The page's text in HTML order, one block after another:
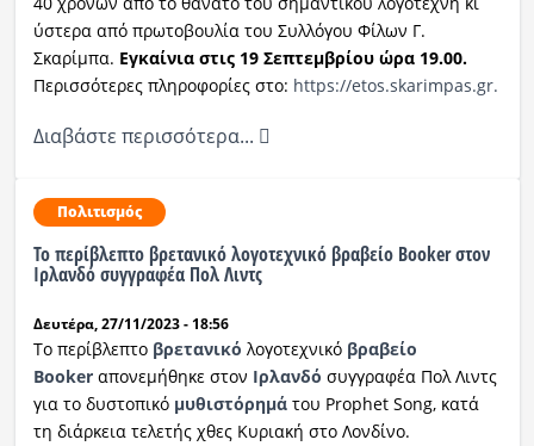
ύστερα από πρωτοβουλία του Συλλόγου Φίλων Γ.
Σκαρίμπα. Εγκαίνια στις 19 Σεπτεμβρίου ώρα 19.00.
Περισσότερες πληροφορίες στο: https://etos.skarimpas.gr.
Διαβάστε περισσότερα...
Πολιτισμός
Το περίβλεπτο βρετανικό λογοτεχνικό βραβείο Booker στον
Ιρλανδό συγγραφέα Πολ Λιντς
Δευτέρα, 27/11/2023 - 18:56
Το περίβλεπτοβρετανικό λογοτεχνικό βραβείο
Bookerαπονεμήθηκε στον Ιρλανδό συγγραφέα Πολ Λιντς
για το δυστοπικό μυθιστόρημάτου Prophet Song, κατά
τη διάρκεια τελετής χθες Κυριακή στο Λονδίνο.